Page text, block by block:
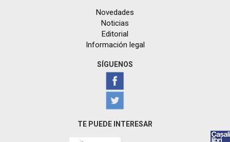
Novedades
Noticias
Editorial
Información legal
SÍGUENOS
TE PUEDE INTERESAR